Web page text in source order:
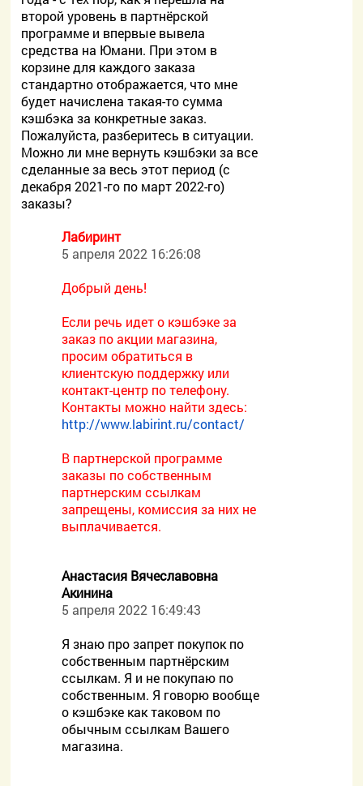
второй уровень в партнёрской
программе и впервые вывела
средства на Юмани. При этом в
корзине для каждого заказа
стандартно отображается, что мне
будет начислена такая-то сумма
кэшбэка за конкретные заказ.
Пожалуйста, разберитесь в ситуации.
Можно ли мне вернуть кэшбэки за все
сделанные за весь этот период (с
декабря 2021-го по март 2022-го)
заказы?
Лабиринт
5 апреля 2022 16:26:08
Добрый день!
Если речь идет о кэшбэке за
заказ по акции магазина,
просим обратиться в
клиентскую поддержку или
контакт-центр по телефону.
Контакты можно найти здесь:
http://www.labirint.ru/contact/
В партнерской программе
заказы по собственным
партнерским ссылкам
запрещены, комиссия за них не
выплачивается.
Анастасия Вячеславовна
Акинина
5 апреля 2022 16:49:43
Я знаю про запрет покупок по
собственным партнёрским
ссылкам. Я и не покупаю по
собственным. Я говорю вообще
о кэшбэке как таковом по
обычным ссылкам Вашего
магазина.